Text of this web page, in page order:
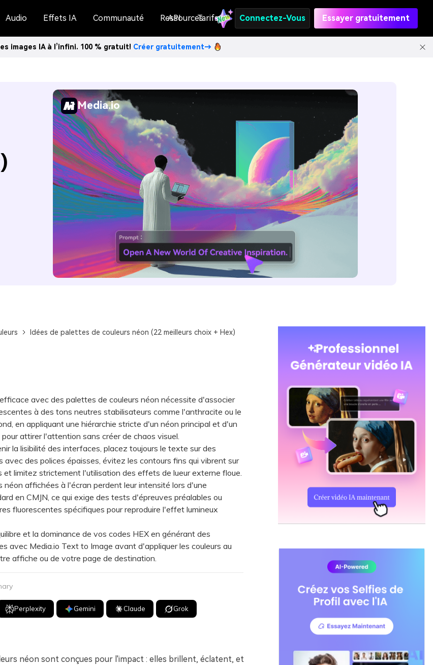
Audio Effets IA Communauté Ressources
API Tarifs Connectez-Vous Essayer gratuitement
images IA à l’infini. 100 % gratuit! Créer gratuitement→
Media.io
Idées de palettes de couleurs néon (22 meilleurs choix + Hex)
avec des palettes de couleurs néon nécessite d'associer
à des tons neutres stabilisateurs comme l'anthracite ou le
en appliquant une hiérarchie stricte d'un néon principal et d'un
attirer l'attention sans créer de chaos visuel.
la lisibilité des interfaces, placez toujours le texte sur des
avec des polices épaisses, évitez les contours fins qui vibrent sur
et limitez strictement l'utilisation des effets de lueur externe floue.
affichées à l'écran perdent leur intensité lors d'une
en CMJN, ce qui exige des tests d'épreuves préalables ou
fluorescentes spécifiques pour reproduire l'effet lumineux
et la dominance de vos codes HEX en générant des
avec Media.io Text to Image avant d'appliquer les couleurs au
affiche ou de votre page de destination.
Perplexity Gemini Claude Grok
néon sont conçues pour l'impact : elles brillent, éclatent, et